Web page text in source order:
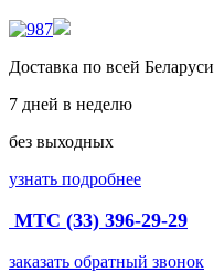
Доставка по всей Беларуси
7 дней в неделю
без выходных
узнать подробнее
МТС (33) 396-29-29
заказать обратный звонок